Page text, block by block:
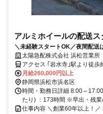
アルミホイールの配送ス
＼未経験スタートOK／夜間配
の挑戦を応援します！
太陽急配株式会社 浜松営業所
アクセス ｢岩水寺｣駅より徒
湖線/宮口駅
月給260,000円以上
静岡県浜松市浜名区
時間・勤務日詳細 8:00～
たり) ：173時間 ※早出・残業
仕事内容 ＼創業60年以上！